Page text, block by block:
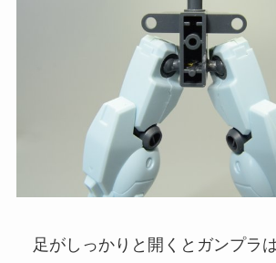
足がしっかりと開くとガンプラ